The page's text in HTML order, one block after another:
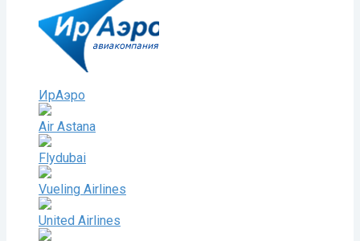
ИрАэро
Air Astana
Flydubai
Vueling Airlines
United Airlines